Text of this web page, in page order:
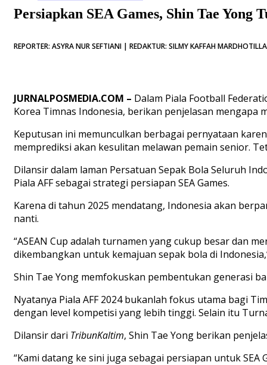
Persiapkan SEA Games, Shin Tae
REPORTER: ASYRA NUR SEFTIANI | REDAKTUR: SILMY KAFFAH
JURNALPOSMEDIA.COM – Dalam Piala Football
Korea Timnas Indonesia, berikan penjelasan mengapa
Keputusan ini memunculkan berbagai pernyataan
memprediksi akan kesulitan melawan pemain senior.
Dilansirdalam laman Persatuan Sepak Bola Seluruh
Piala AFFsebagai strategi persiapan SEA Games.
Karena di tahun 2025 mendatang, Indonesia akan
nanti.
“ASEAN Cup adalah turnamen yangcukup besardan
dikembangkan untuk kemajuan sepak bola di
Shin Tae Yong memfokuskan pembentukan generasi
Nyatanya Piala AFF 2024bukanlah fokus utama bagi
dengan level kompetisi yang lebih tinggi. Selain itu
Dilansirdari TribunKaltim, Shin Tae Yong berikan
“Kami datang ke sini juga sebagai persiapan untukSEA